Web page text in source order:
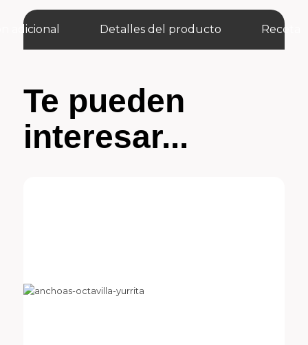
adicional Detalles del producto Receta
Te pueden
interesar...